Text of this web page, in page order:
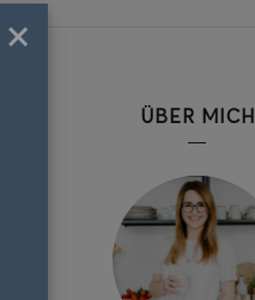
ÜBER MICH
×